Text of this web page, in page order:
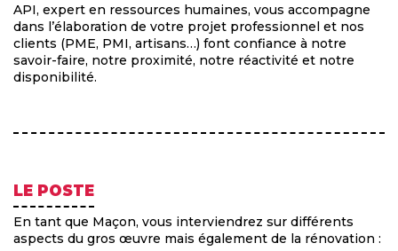
API, expert en ressources humaines, vous accompagne
dans l’élaboration de votre projet professionnel et nos
clients (PME, PMI, artisans…) font confiance à notre
savoir-faire, notre proximité, notre réactivité et notre
disponibilité.
LE POSTE
En tant que Maçon, vous interviendrez sur différents
aspects du gros œuvre mais également de la rénovation :